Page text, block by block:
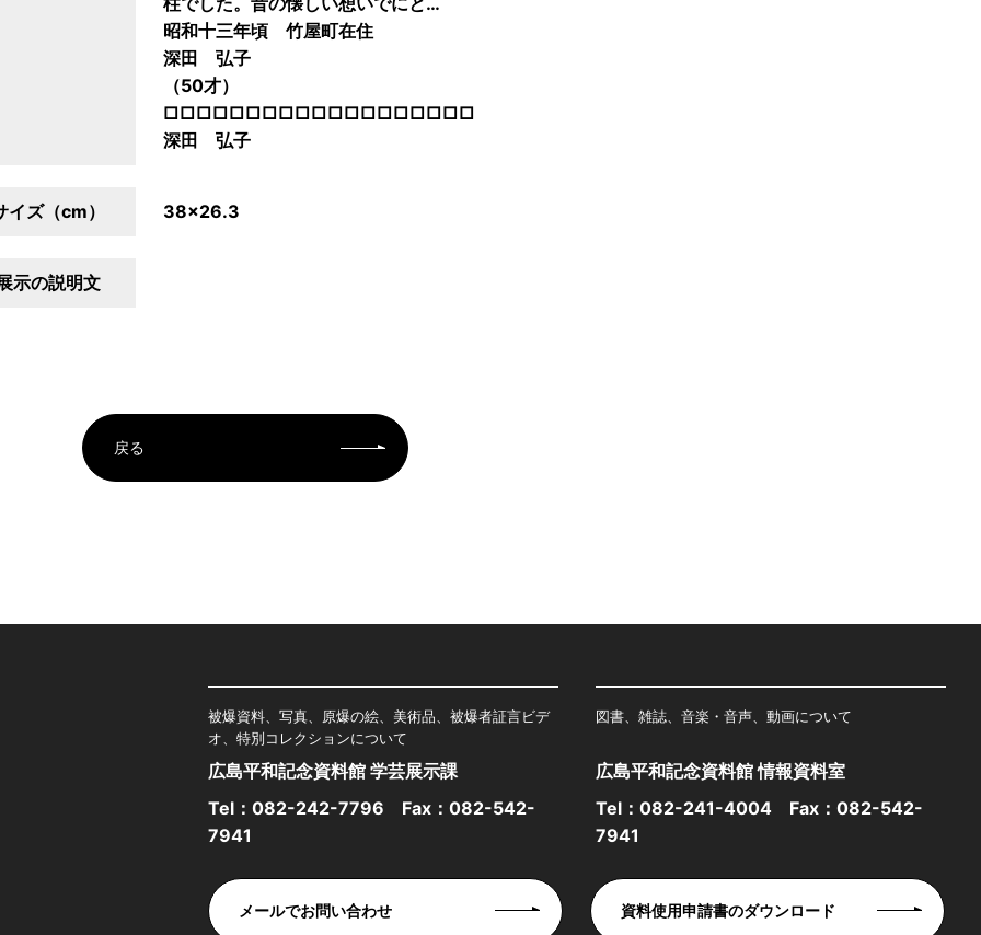
昭和十三年頃 竹屋町在住
深田 弘子
（50才）
□□□□□□□□□□□□□□□□□□□
深田 弘子
イズ（cm） 38×26.3
示の説明文
戻る
被爆資料、写真、原爆の絵、美術品、被爆者証言ビデ
オ、特別コレクションについて
広島平和記念資料館 学芸展示課
Tel： 082-242-7796 Fax：082-542-
7941
図書、雑誌、音楽・音声、動画について
広島平和記念資料館 情報資料室
Tel： 082-241-4004 Fax：082-542-
7941
メールでお問い合わせ 資料使用申請書のダウンロード